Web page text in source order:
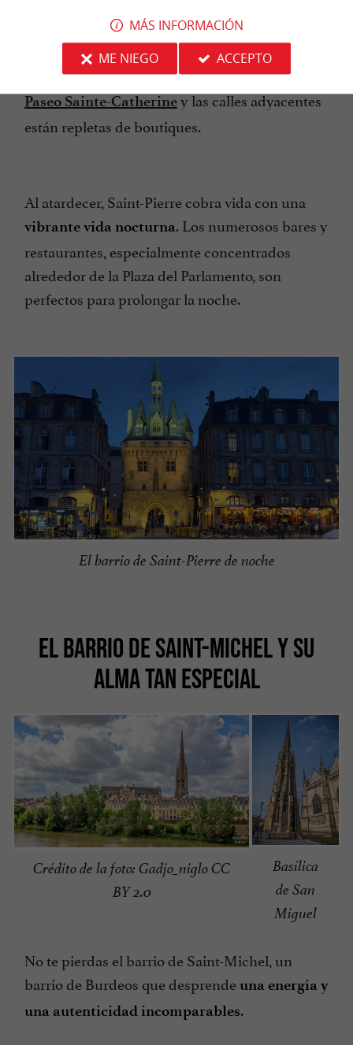
las calles comerciales peatonales, en particular
la famosaRue Sainte-Catherine, conocida por
calle comercial más larga de Europa
Paseo Sainte-Catheriney las calles adyacentes
están repletas de boutiques.
Al atardecer, Saint-Pierre cobra vida con una
vibrante vida nocturna. Los numerosos bares y
restaurantes, especialmente concentrados
alrededor de la Plaza del Parlamento, son
perfectos para prolongar la noche.
El barrio de Saint-Pierre de noche
EL BARRIO DE SAINT-MICHEL Y SU
ALMA TAN ESPECIAL
Crédito de la foto: Gadjo_niglo CC
BY 2.0
Basílica
de San
Miguel
No te pierdas el barrio de Saint-Michel, un
barrio de Burdeos que desprendeuna energía y
una autenticidad incomparables.
MÁS INFORMACIÓN
ME NIEGO
ACCEPTO